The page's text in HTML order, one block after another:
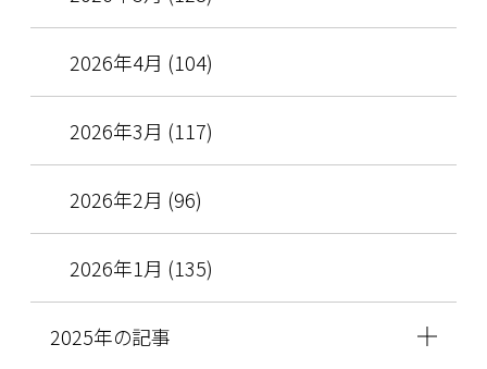
2026年4月 (104)
2026年3月 (117)
2026年2月 (96)
2026年1月 (135)
2025年の記事